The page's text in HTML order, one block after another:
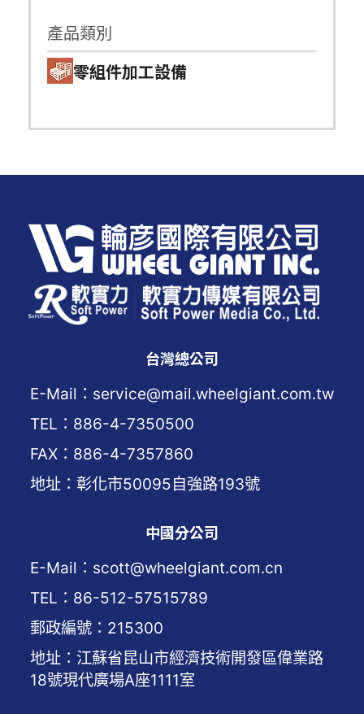
產品類別
零組件加工設備
台灣總公司
E-Mail：service@mail.wheelgiant.com.tw
TEL：886-4-7350500
FAX：886-4-7357860
地址：彰化市50095自強路193號
中國分公司
E-Mail：scott@wheelgiant.com.cn
TEL：86-512-57515789
郵政編號：215300
地址：江蘇省昆山市經濟技術開發區偉業路
18號現代廣場A座1111室